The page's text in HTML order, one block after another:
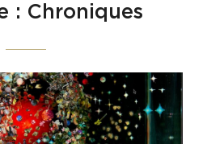
: Chroniques